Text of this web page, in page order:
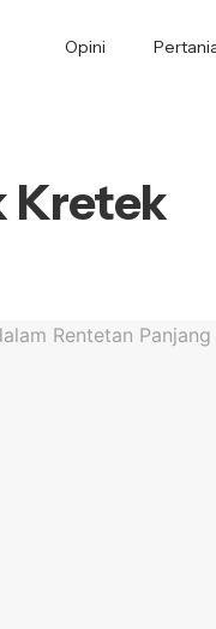
Opini
Kretek